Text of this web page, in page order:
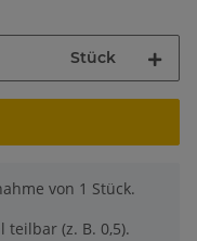
Stück
von 1 Stück.
teilbar (z. B. 0,5).